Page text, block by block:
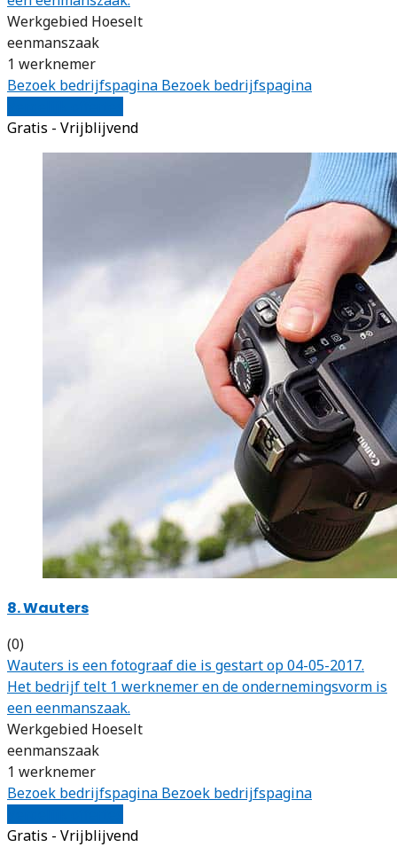
Werkgebied Hoeselt
eenmanszaak
1 werknemer
Bezoek bedrijfspagina Bezoek bedrijfspagina
Gratis - Vrijblijvend
8. Wauters
(0)
Wauters is een fotograaf die is gestart op 04-05-2017.
Het bedrijf telt 1 werknemer en de ondernemingsvorm is
een eenmanszaak.
Werkgebied Hoeselt
eenmanszaak
1 werknemer
Bezoek bedrijfspagina Bezoek bedrijfspagina
Gratis - Vrijblijvend